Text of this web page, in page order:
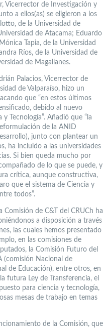
Vicerrector de Investigación y
a ellos(as) se eligieron a los
de la Universidad de
de Atacama; Eduardo
Tapia, de la Universidad
Ríos, de la Universidad de
de Magallanes.
Palacios, Vicerrector de
de Valparaíso, hizo un
que “en estos últimos
debido al nuevo
Tecnología”. Añadió que “la
de la ANID
junto con plantear un
ha incluido a las universidades
Si bien queda mucho por
de lo que se puede, y
crítica, aunque constructiva,
que el sistema de Ciencia y
todos”.
Comisión de C&T del CRUCh ha
a disposición a través
las cuales hemos presentado
en las comisiones de
la Comisión Futuro del
(comisión Nacional de
de Educación), entre otros, en
futura Ley de Transferencia, el
para ciencia y tecnología,
mesas de trabajo en temas
de la Comisión, que